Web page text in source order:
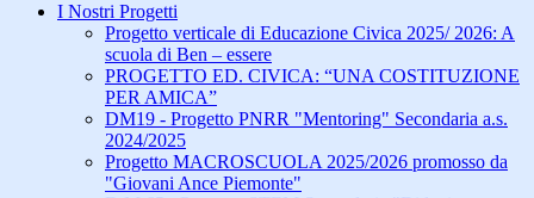
I Nostri Progetti
Progetto verticale di Educazione Civica 2025/ 2026: A
scuola di Ben – essere
PROGETTO ED. CIVICA: “UNA COSTITUZIONE
PER AMICA”
DM19 - Progetto PNRR "Mentoring" Secondaria a.s.
2024/2025
Progetto MACROSCUOLA 2025/2026 promosso da
"Giovani Ance Piemonte"